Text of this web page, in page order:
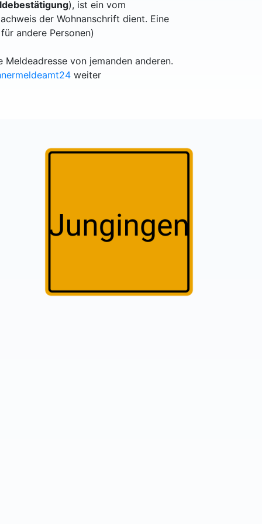
), ist ein vom
der Wohnanschrift dient. Eine
andere Personen)
Meldeadresse von jemanden anderen.
weiter